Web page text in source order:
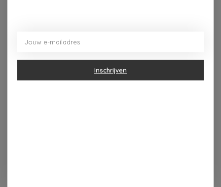
zaterdag 10u - 17u ---zondag maandag gesloten
Categorieën
Inschrijven